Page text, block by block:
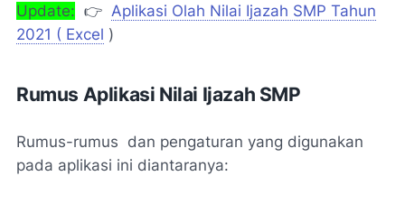
Update: 👉 Aplikasi Olah Nilai Ijazah SMP Tahun
2021 ( Excel )
Rumus Aplikasi Nilai Ijazah SMP
Rumus-rumus dan pengaturan yang digunakan
pada aplikasi ini diantaranya: